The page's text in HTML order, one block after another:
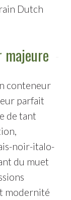
Dutch
majeure
conteneur
parfait
de tant
noir-italo-
du muet
modernité